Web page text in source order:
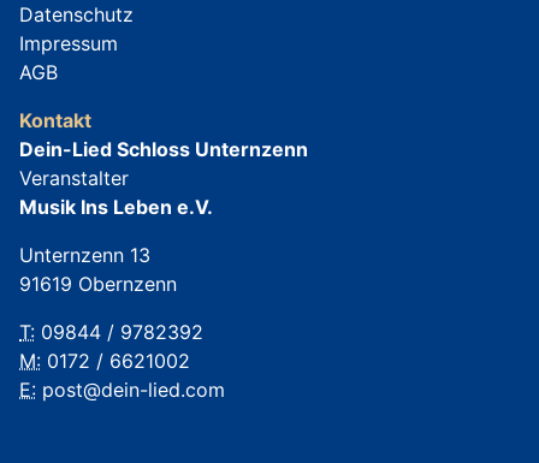
Datenschutz
Impressum
AGB
Kontakt
Dein-Lied Schloss Unternzenn
Veranstalter
Musik Ins Leben e.V.
Unternzenn 13
91619 Obernzenn
T: 09844 / 9782392
M: 0172 / 6621002
E: post@dein-lied.com